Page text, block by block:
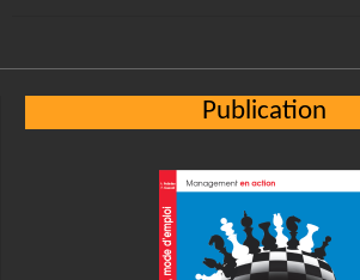
Publication